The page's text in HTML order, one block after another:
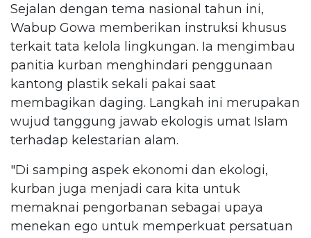
Sejalan dengan tema nasional tahun ini,
Wabup Gowa memberikan instruksi khusus
terkait tata kelola lingkungan. Ia mengimbau
panitia kurban menghindari penggunaan
kantong plastik sekali pakai saat
membagikan daging. Langkah ini merupakan
wujud tanggung jawab ekologis umat Islam
terhadap kelestarian alam.
"Di samping aspek ekonomi dan ekologi,
kurban juga menjadi cara kita untuk
memaknai pengorbanan sebagai upaya
menekan ego untuk memperkuat persatuan